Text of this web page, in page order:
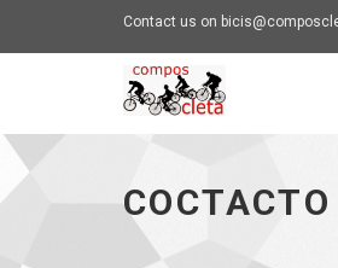
Contact us on
COCTACTO